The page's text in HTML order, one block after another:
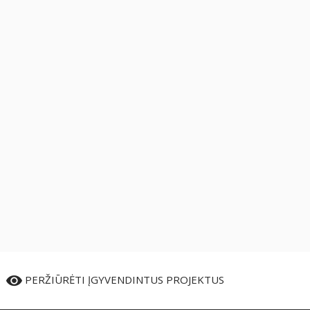
PERŽIŪRĖTI ĮGYVENDINTUS PROJEKTUS